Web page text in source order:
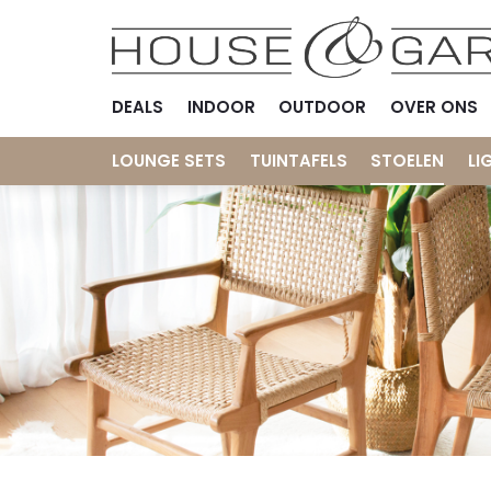
DEALS INDOOR OUTDOOR OVER ONS
LOUNGE SETS TUINTAFELS STOELEN